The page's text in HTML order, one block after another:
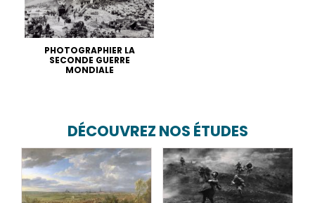
PHOTOGRAPHIER LA
SECONDE GUERRE
MONDIALE
DÉCOUVREZ NOS ÉTUDES